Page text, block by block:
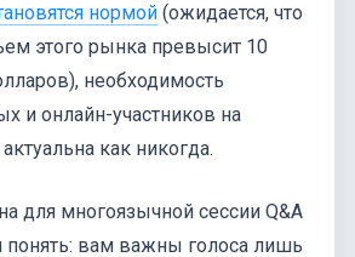
нормой (ожидается, что
этого рынка превысит 10
необходимость
и онлайн-участников на
как никогда.
для многоязычной сессии Q&A
понять: вам важны голоса лишь